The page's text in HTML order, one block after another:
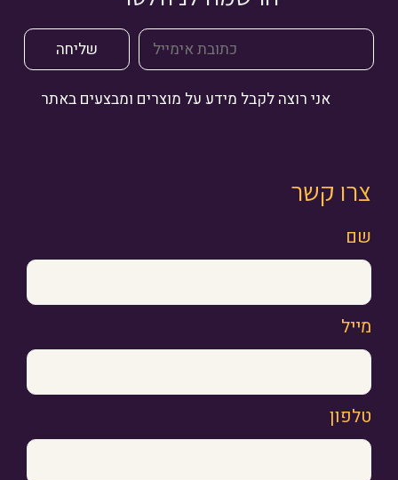
אני רוצה לקבל מידע על מוצרים ומבצעים באתר
צרו קשר
שם
מייל
טלפון